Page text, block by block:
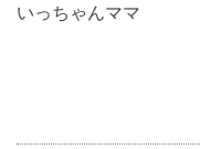
いっちゃんママ